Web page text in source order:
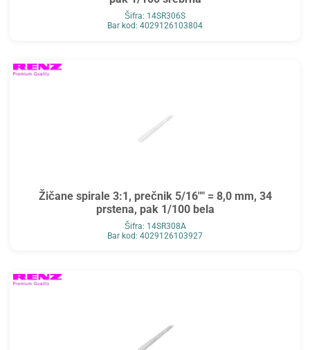
Šifra: 14SR306S
Bar kod: 4029126103804
Žičane spirale 3:1, prečnik 5/16"" = 8,0 mm, 34
prstena, pak 1/100 bela
Šifra: 14SR308A
Bar kod: 4029126103927